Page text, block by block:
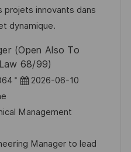
a
t
projets innovants dans
dynamique.
(Open Also To
68/99)
P
s
e
2026-06-10
Management
Manager to lead